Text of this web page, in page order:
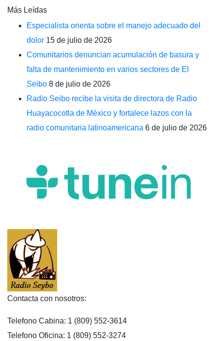
Más Leídas
Especialista orienta sobre el manejo adecuado del
dolor 15 de julio de 2026
Comunitarios denuncian acumulación de basura y
falta de mantenimiento en varios sectores de El
Seibo 8 de julio de 2026
Radio Seibo recibe la visita de directora de Radio
Huayacocotla de México y fortalece lazos con la
radio comunitaria latinoamericana 6 de julio de 2026
Contacta con nosotros:
Telefono Cabina: 1 (809) 552-3614
Telefono Oficina: 1 (809) 552-3274